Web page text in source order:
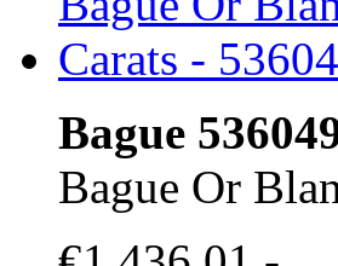
Bague
Bague Or